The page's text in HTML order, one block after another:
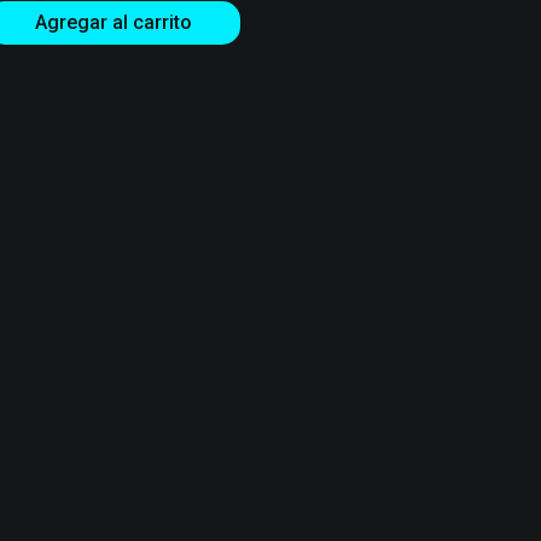
Agregar al carrito